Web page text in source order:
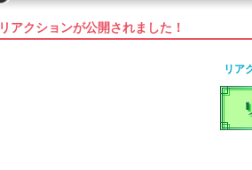
リアクションが公開されました！
リア